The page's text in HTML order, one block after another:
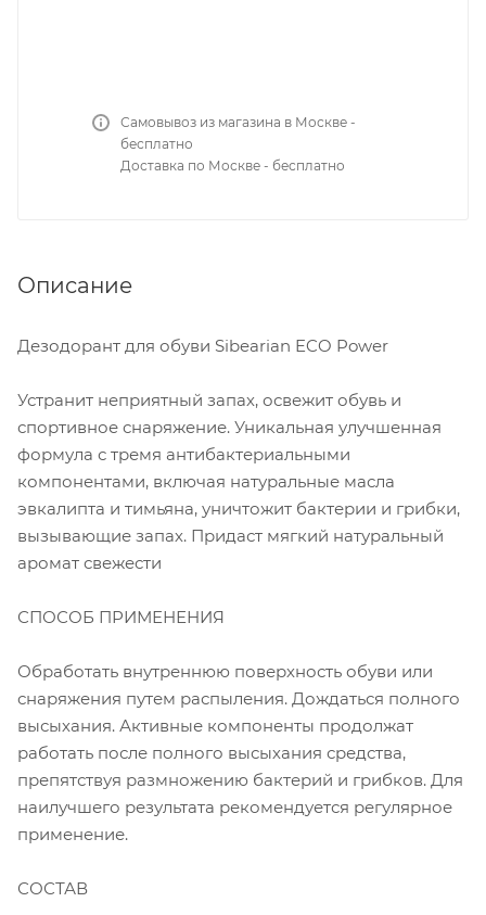
Самовывоз из магазина в Москве -
бесплатно
Доставка по Москве - бесплатно
Описание
Дезодорант для обуви Sibearian ECO Power
Устранит неприятный запах, освежит обувь и
спортивное снаряжение. Уникальная улучшенная
формула с тремя антибактериальными
компонентами, включая натуральные масла
эвкалипта и тимьяна, уничтожит бактерии и грибки,
вызывающие запах. Придаст мягкий натуральный
аромат свежести
СПОСОБ ПРИМЕНЕНИЯ
Обработать внутреннюю поверхность обуви или
снаряжения путем распыления. Дождаться полного
высыхания. Активные компоненты продолжат
работать после полного высыхания средства,
препятствуя размножению бактерий и грибков. Для
наилучшего результата рекомендуется регулярное
применение.
СОСТАВ